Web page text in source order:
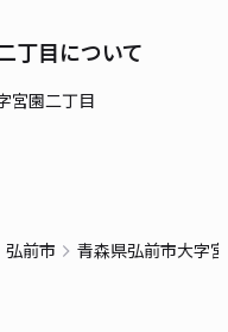
丁目について
宮園二丁目
弘前市 青森県弘前市大字